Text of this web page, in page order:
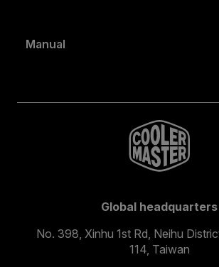
Manual
Global headquarters
No. 398, Xinhu 1st Rd, Neihu
114, Taiwan